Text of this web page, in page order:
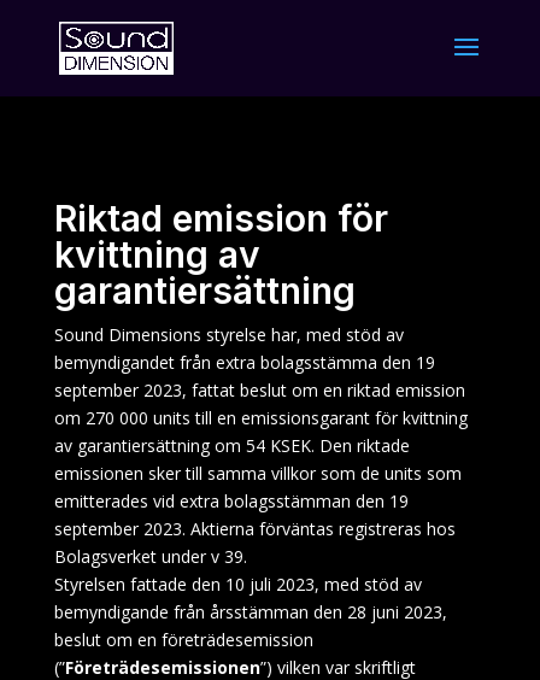
Riktad emission för
kvittning av
garantiersättning
Sound Dimensions styrelse har, med stöd av
bemyndigandet från extra bolagsstämma den 19
september 2023, fattat beslut om en riktad emission
om 270 000 units till en emissionsgarant för kvittning
av garantiersättning om 54 KSEK. Den riktade
emissionen sker till samma villkor som de units som
emitterades vid extra bolagsstämman den 19
september 2023. Aktierna förväntas registreras hos
Bolagsverket under v 39.
Styrelsen fattade den 10 juli 2023, med stöd av
bemyndigande från årsstämman den 28 juni 2023,
beslut om en företrädesemission
(”Företrädesemissionen”) vilken var skriftligt